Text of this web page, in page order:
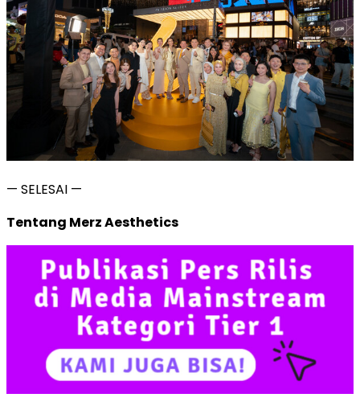
— SELESAI —
Tentang Merz Aesthetics